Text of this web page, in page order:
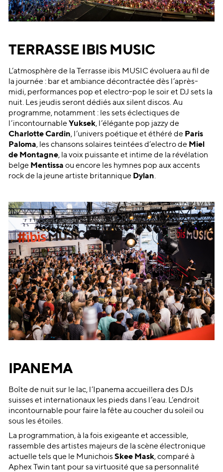
TERRASSE IBIS MUSIC
L’atmosphère de la Terrasse ibis MUSIC évoluera au fil de
la journée : bar et ambiance décontractée dès l’après-
midi, performances pop et electro-pop le soir et DJ sets la
nuit. Les jeudis seront dédiés aux silent discos. Au
programme, notamment : les sets éclectiques de
l’incontournable Yuksek, l’élégante pop jazzy de
Charlotte Cardin, l’univers poétique et éthéré de Paris
Paloma, les chansons solaires teintées d’electro de Miel
de Montagne, la voix puissante et intime de la révélation
belge Mentissa ou encore les hymnes pop aux accents
rock de la jeune artiste britannique Dylan.
IPANEMA
Boîte de nuit sur le lac, l’Ipanema accueillera des DJs
suisses et internationaux les pieds dans l’eau. L’endroit
incontournable pour faire la fête au coucher du soleil ou
sous les étoiles.
La programmation, à la fois exigeante et accessible,
rassemble des artistes majeurs de la scène électronique
actuelle tels que le Munichois Skee Mask, comparé à
Aphex Twin tant pour sa virtuosité que sa personnalité